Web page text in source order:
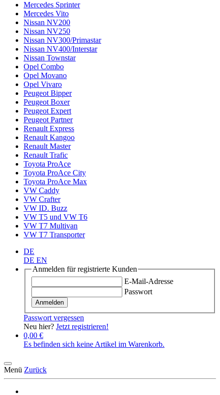
Mercedes Sprinter
Mercedes Vito
Nissan NV200
Nissan NV250
Nissan NV300/Primastar
Nissan NV400/Interstar
Nissan Townstar
Opel Combo
Opel Movano
Opel Vivaro
Peugeot Bipper
Peugeot Boxer
Peugeot Expert
Peugeot Partner
Renault Express
Renault Kangoo
Renault Master
Renault Trafic
Toyota ProAce
Toyota ProAce City
Toyota ProAce Max
VW Caddy
VW Crafter
VW ID. Buzz
VW T5 und VW T6
VW T7 Multivan
VW T7 Transporter
DE
DE EN
Anmelden für registrierte Kunden
E-Mail-Adresse
Passwort
Anmelden
Passwort vergessen
Neu hier? Jetzt registrieren!
0,00 €
Es befinden sich keine Artikel im Warenkorb.
Menü Zurück